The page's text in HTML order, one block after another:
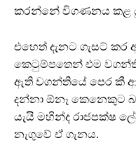
කරන්නේ විගණනය කළ
එහෙත් දැනට ගැසට් කර
කෙටුම්පතෙන් එම
ඇති වගන්තියේ පෙර කී
දන්නා ඕනෑ කෙනෙකුට
යැයි මහින්ද රාජපක්ෂ
නැගුවේ ඒ ගැනය.